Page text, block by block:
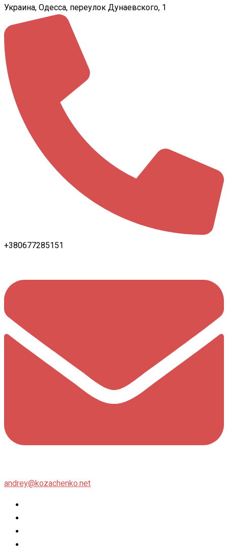
Украина, Одесса, переулок Дунаевского, 1
+380677285151
andrey@kozachenko.net